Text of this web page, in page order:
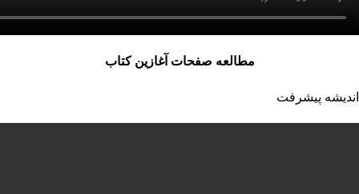
مطالعه صفحات آغازین کتاب
اندیشه پیشرفت